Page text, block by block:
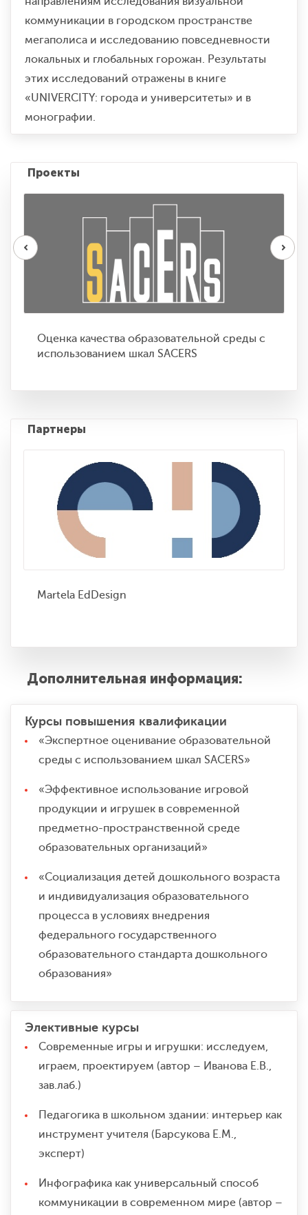
коммуникации в городском пространстве
мегаполиса и исследованию повседневности
локальных и глобальных горожан. Результаты
этих исследований отражены в книге
«UNIVERCITY: города и университеты» и в
монографии.
Проекты
Оценка качества образовательной среды с
использованием шкал SACERS
Городской фестиваль инфраструктурных
решений
Партнеры
Martela EdDesign
Дополнительная информация:
Курсы повышения квалификации
«Экспертное оценивание образовательной
среды с использованием шкал SACERS»
«Эффективное использование игровой
продукции и игрушек в современной
предметно-пространственной среде
образовательных организаций»
«Социализация детей дошкольного возраста
и индивидуализация образовательного
процесса в условиях внедрения
федерального государственного
образовательного стандарта дошкольного
образования»
Элективные курсы
Современные игры и игрушки: исследуем,
играем, проектируем (автор – Иванова Е.В.,
зав.лаб.)
Педагогика в школьном здании: интерьер как
инструмент учителя (Барсукова Е.М.,
эксперт)
Инфографика как универсальный способ
коммуникации в современном мире (автор –